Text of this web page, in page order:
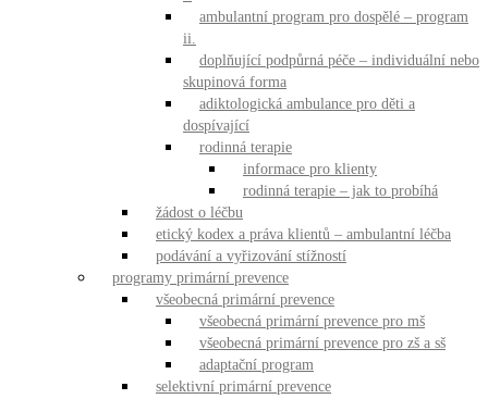
ambulantní program pro dospělé – program
ii.
doplňující podpůrná péče – individuální nebo
skupinová forma
adiktologická ambulance pro děti a
dospívající
rodinná terapie
informace pro klienty
rodinná terapie – jak to probíhá
žádost o léčbu
etický kodex a práva klientů – ambulantní léčba
podávání a vyřizování stížností
programy primární prevence
všeobecná primární prevence
všeobecná primární prevence pro mš
všeobecná primární prevence pro zš a sš
adaptační program
selektivní primární prevence